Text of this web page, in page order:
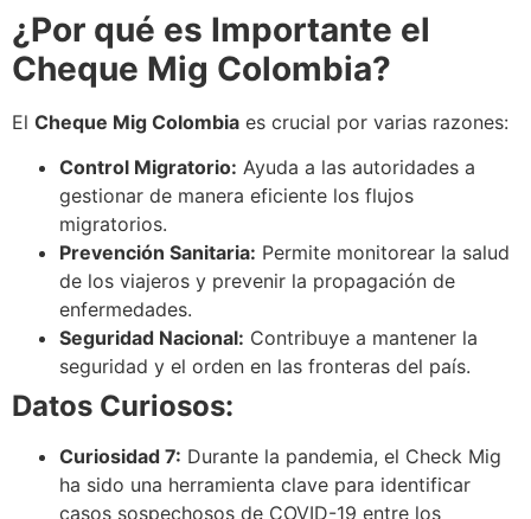
¿Por qué es Importante el
Cheque Mig Colombia?
El Cheque Mig Colombia es crucial por varias razones:
Control Migratorio: Ayuda a las autoridades a
gestionar de manera eficiente los flujos
migratorios.
Prevención Sanitaria: Permite monitorear la salud
de los viajeros y prevenir la propagación de
enfermedades.
Seguridad Nacional: Contribuye a mantener la
seguridad y el orden en las fronteras del país.
Datos Curiosos:
Curiosidad 7: Durante la pandemia, el Check Mig
ha sido una herramienta clave para identificar
casos sospechosos de COVID-19 entre los